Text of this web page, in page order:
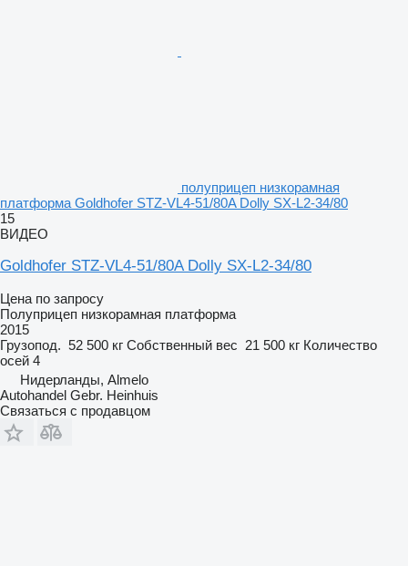
полуприцеп низкорамная
платформа Goldhofer STZ-VL4-51/80A Dolly SX-L2-34/80
15
ВИДЕО
Goldhofer STZ-VL4-51/80A Dolly SX-L2-34/80
Цена по запросу
Полуприцеп низкорамная платформа
2015
Грузопод. 52 500 кг Собственный вес 21 500 кг Количество
осей 4
Нидерланды, Almelo
Autohandel Gebr. Heinhuis
Связаться с продавцом